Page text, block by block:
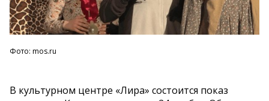
Фото: mos.ru
В культурном центре «Лира» состоится показ